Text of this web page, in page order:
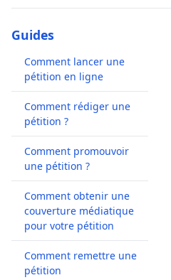
Guides
Comment lancer une
pétition en ligne
Comment rédiger une
pétition ?
Comment promouvoir
une pétition ?
Comment obtenir une
couverture médiatique
pour votre pétition
Comment remettre une
pétition